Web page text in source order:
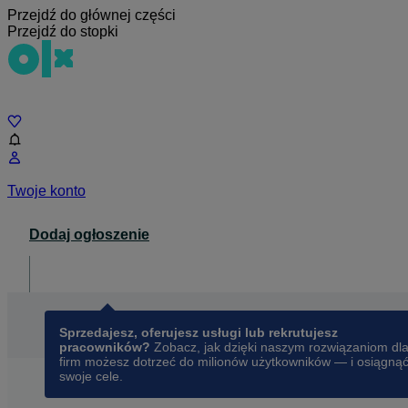
Przejdź do głównej części
Przejdź do stopki
Twoje konto
Dodaj ogłoszenie
Sprzedajesz, oferujesz usługi lub rekrutujesz
pracowników? Zobacz, jak dzięki naszym rozwiązaniom dla
firm możesz dotrzeć do milionów użytkowników — i osiągnąć
swoje cele.